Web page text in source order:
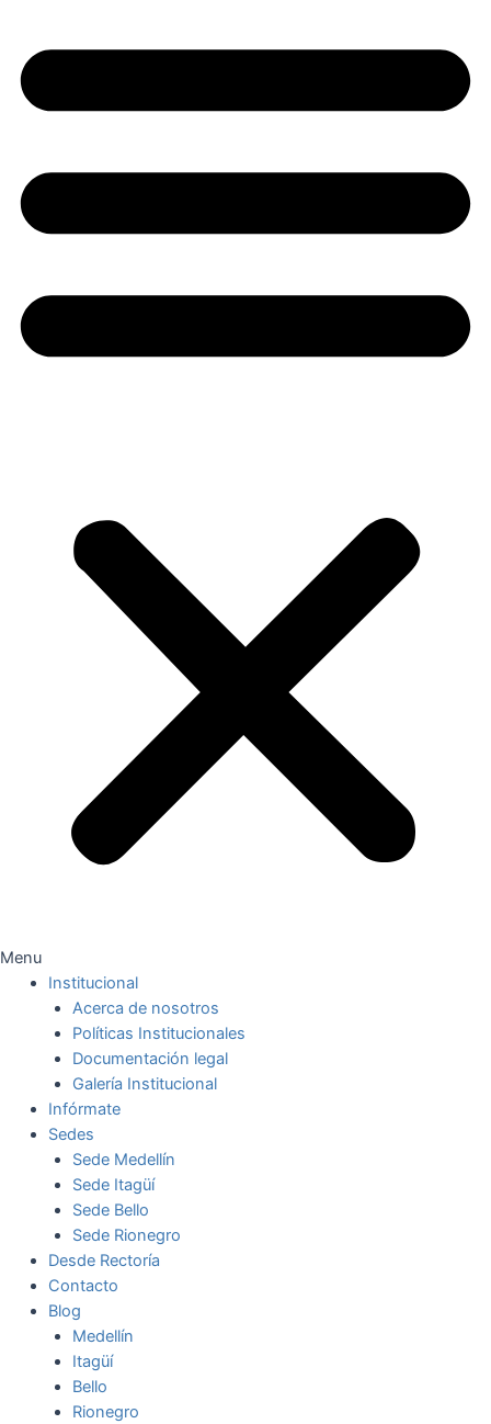
Menu
Institucional
Acerca de nosotros
Políticas Institucionales
Documentación legal
Galería Institucional
Infórmate
Sedes
Sede Medellín
Sede Itagüí
Sede Bello
Sede Rionegro
Desde Rectoría
Contacto
Blog
Medellín
Itagüí
Bello
Rionegro